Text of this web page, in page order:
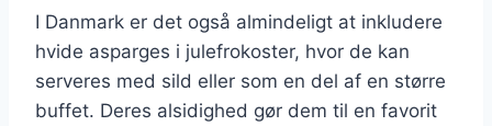
I Danmark er det også almindeligt at inkludere
hvide asparges i julefrokoster, hvor de kan
serveres med sild eller som en del af en større
buffet. Deres alsidighed gør dem til en favorit